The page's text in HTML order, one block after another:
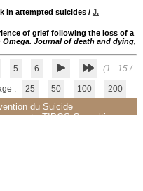
in attempted suicides/ J.
of grief following the loss of a
Omega. Journal of death and dying,
5 6
(1 - 15 /
: 25 50 100 200
du Suicide
:TIPOS Consulting